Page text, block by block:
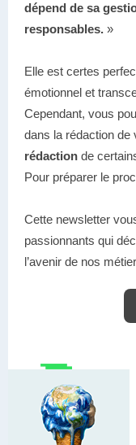
dépend de sa
responsables. »
Elle est certes
émotionnel et
Cependant, vous
dans la rédaction de
rédaction de
Pour préparer le
Cette newsletter
passionnants qui
l’avenir de nos